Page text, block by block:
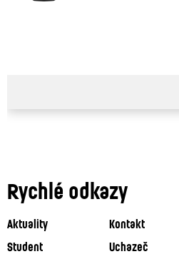
Rychlé odkazy
Aktuality Kontakt
Student
Uchazeč